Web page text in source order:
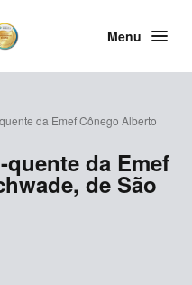
Menu
da Emef Cônego Alberto
da Emef
de São